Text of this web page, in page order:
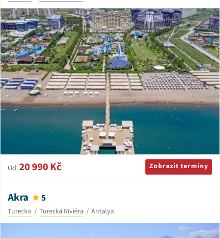
Od 20 990 Kč Zobrazit termíny
Akra 5
Turecko Turecká Riviéra Antalya